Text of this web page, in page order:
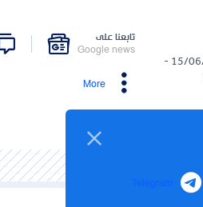
15/06/2026 -
تابعنا على
Google news
More
Telegram